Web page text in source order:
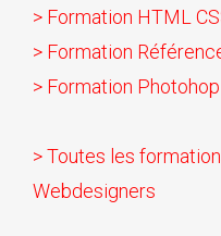
> Formation HTML
> Formation
> Formation
> Toutes les
Webdesigners